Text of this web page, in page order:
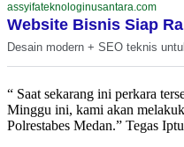
assyifateknologinusantara.com
Website Bisnis Siap
Desain modern + SEO teknis
“ Saat sekarang ini perkara
Minggu ini, kami akan
Polrestabes Medan.” Tegas